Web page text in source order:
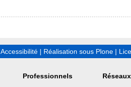
Accessibilité| Réalisation sous Plone|
Professionnels Réseaux